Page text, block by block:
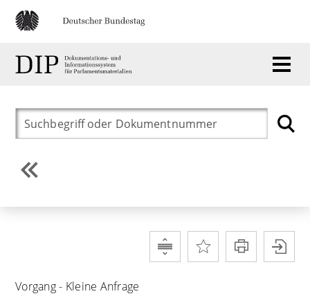
Vorgang- Kleine Anfrage